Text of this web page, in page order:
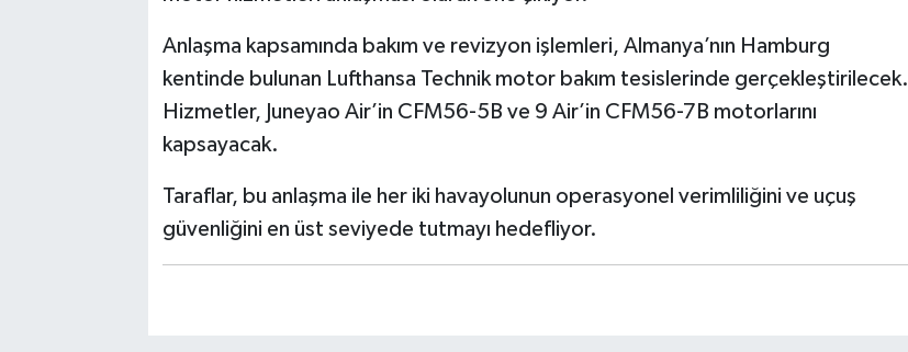
Anlaşma kapsamında bakım ve revizyon işlemleri, Almanya’nın Hamburg
kentinde bulunan Lufthansa Technik motor bakım tesislerinde gerçekleştirilecek.
Hizmetler, Juneyao Air’in CFM56-5B ve 9 Air’in CFM56-7B motorlarını
kapsayacak.
Taraflar, bu anlaşma ile her iki havayolunun operasyonel verimliliğini ve uçuş
güvenliğini en üst seviyede tutmayı hedefliyor.